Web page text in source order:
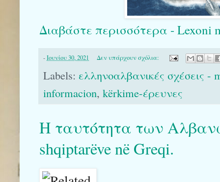
Διαβάστε περισσότερα - Lexoni
-Ιουνίου 30, 2021 Δεν υπάρχουν σχόλια:
Labels: ελληνοαλβανικές σχέσεις -
informacion, kërkime-έρευνες
Η ταυτότητα των
shqiptarëve në Greqi.